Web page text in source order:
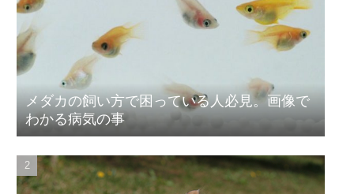
メダカの飼い方で困っている人必見。画像で
わかる病気の事